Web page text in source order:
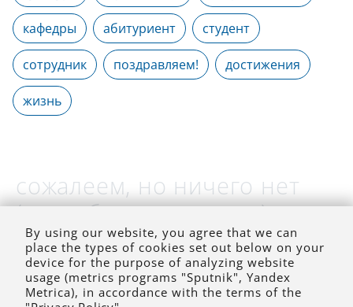
кафедры абитуриент студент
сотрудник поздравляем! достижения
жизнь
сожалеем, но ничего нет
(на выбранное время)
By using our website, you agree that we can
place the types of cookies set out below on your
device for the purpose of analyzing website
usage (metrics programs "Sputnik", Yandex
Metrica), in accordance with the terms of the